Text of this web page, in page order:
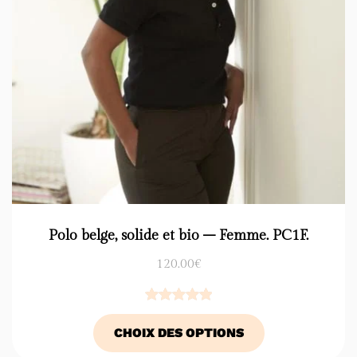
Polo belge, solide et bio – Femme. PC1F.
120.00€
Noté5.00
sur 5
basé sur
2
CHOIX DES OPTIONS